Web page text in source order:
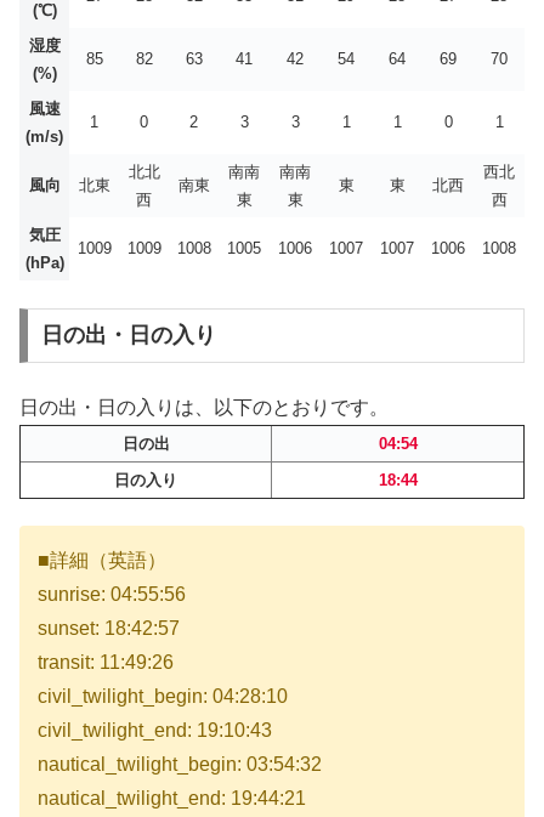
(℃)
湿度
(%)
85 82 63 41 42 54 64 69 70
風速
(m/s)
1 0 2 3 3 1 1 0 1
風向 北東
北北
西
南東
南南
東
南南
東
東 東 北西
西北
西
気圧
(hPa)
1009 1009 1008 1005 1006 1007 1007 1006 1008
日の出・日の入り
日の出・日の入りは、以下のとおりです。
日の出
04:54
日の入り
18:44
■詳細（英語）
sunrise: 04:55:56
sunset: 18:42:57
transit: 11:49:26
civil_twilight_begin: 04:28:10
civil_twilight_end: 19:10:43
nautical_twilight_begin: 03:54:32
nautical_twilight_end: 19:44:21